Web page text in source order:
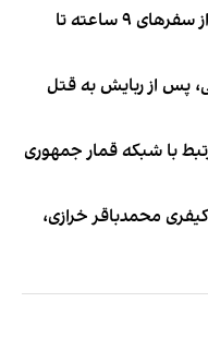
روایت فداکاری‌های محمد صلاح؛ از سفرهای ۹ ساعته تا
پس از ربایش به قتل
با شبکه قمار جمهوری
محمدباقر خرازی،